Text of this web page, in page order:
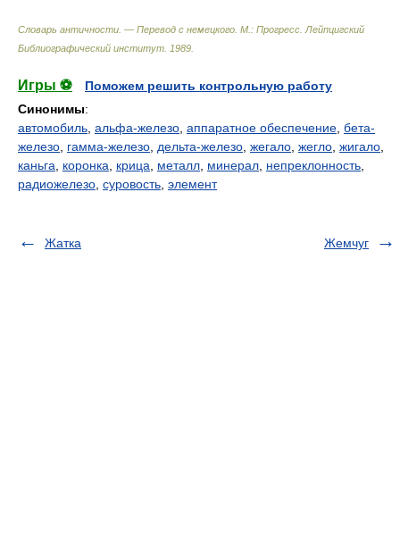
Словарь античности. — Перевод с немецкого. М.: Прогресс Лейпцигский
Библиографический институт 1989
Игры ⚽
Поможем решить контрольную работу
Синонимы:
автомобиль альфа-железо аппаратное обеспечение бета-
железо гамма-железо дельта-железо жегало жегло жигало
каньга
коронка крица металл минерал непреклонность
радиожелезо суровость элемент
Жатка Жемчуг